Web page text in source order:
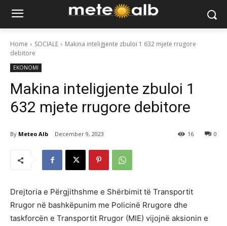
Home SOCIALE
Makina inteligjente zbuloi 1 632 mjete rrugore
debitore
EKONOMI
Makina inteligjente zbuloi 1
632 mjete rrugore debitore
By Meteo Alb December 9, 2023 0
16
Drejtoria e Përgjithshme e Shërbimit të Transportit
Rrugor në bashkëpunim me Policinë Rrugore dhe
taskforcën e Transportit Rrugor (MIE) vijojnë aksionin e